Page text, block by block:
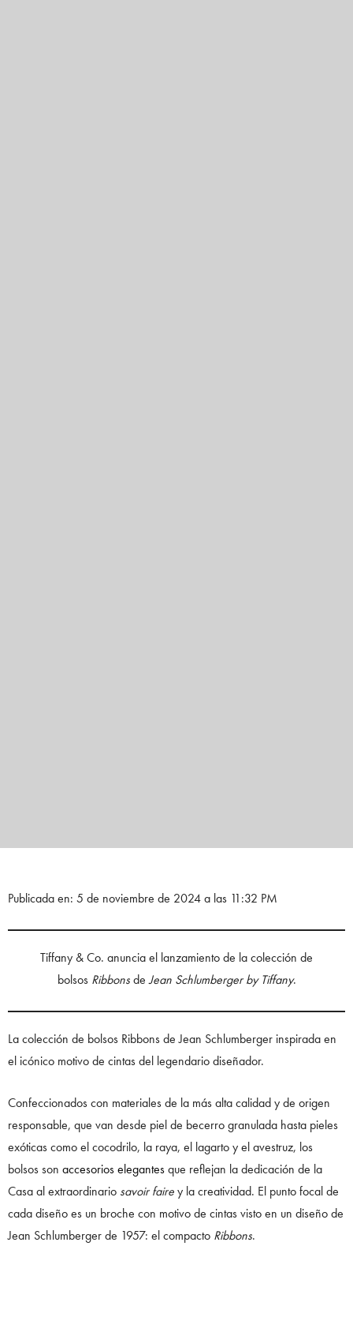
Publicada en: 5 de noviembre de 2024 a las 11:32 PM
Tiffany & Co. anuncia el lanzamiento de la colección de
bolsos RibbonsdeJean Schlumberger by Tiffany.
La colección de bolsos Ribbons de Jean Schlumberger inspirada en
el icónico motivo de cintas del legendario diseñador.
Confeccionados con materiales de la más alta calidad y de origen
responsable, que van desde piel de becerro granulada hasta pieles
exóticas como el cocodrilo, la raya, el lagarto y el avestruz, los
bolsos son accesorios elegantesque reflejan la dedicación de la
Casa al extraordinario savoir fairey la creatividad. El punto focal de
cada diseño es un broche con motivo de cintas visto en un diseño de
Jean Schlumberger de 1957: el compacto Ribbons.